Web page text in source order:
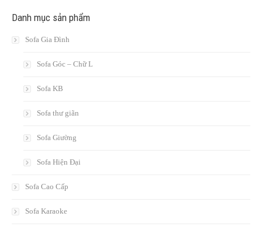
Danh mục sản phẩm
Sofa Gia Đình
Sofa Góc – Chữ L
Sofa KB
Sofa thư giãn
Sofa Giường
Sofa Hiện Đại
Sofa Cao Cấp
Sofa Karaoke